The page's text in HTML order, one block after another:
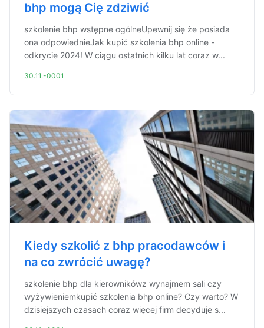
bhp mogą Cię zdziwić
szkolenie bhp wstępne ogólneUpewnij się że posiada
ona odpowiednieJak kupić szkolenia bhp online -
odkrycie 2024! W ciągu ostatnich kilku lat coraz w...
30.11.-0001
Kiedy szkolić z bhp pracodawców i
na co zwrócić uwagę?
szkolenie bhp dla kierownikówz wynajmem sali czy
wyżywieniemkupić szkolenia bhp online? Czy warto? W
dzisiejszych czasach coraz więcej firm decyduje s...